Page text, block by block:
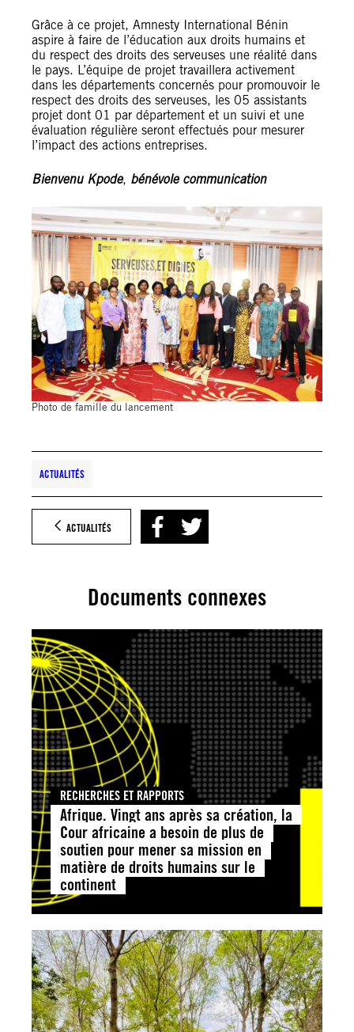
Grâce à ce projet, Amnesty International Bénin
aspire à faire de l’éducation aux droits humains et
du respect des droits des serveuses une réalité dans
le pays. L’équipe de projet travaillera activement
dans les départements concernés pour promouvoir le
respect des droits des serveuses, les 05 assistants
projet dont 01 par département et un suivi et une
évaluation régulière seront effectués pour mesurer
l’impact des actions entreprises.
Bienvenu Kpode, bénévole communication
Photo de famille du lancement
ACTUALITÉS
ACTUALITÉS
Documents connexes
RECHERCHES ET RAPPORTS
Afrique. Vingt ans après sa création, la
Cour africaine a besoin de plus de
soutien pour mener sa mission en
matière de droits humains sur le
continent